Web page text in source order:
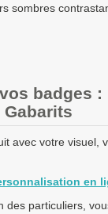
sombres
badges :
Gabarits
avec votre visuel,
en
des particuliers,